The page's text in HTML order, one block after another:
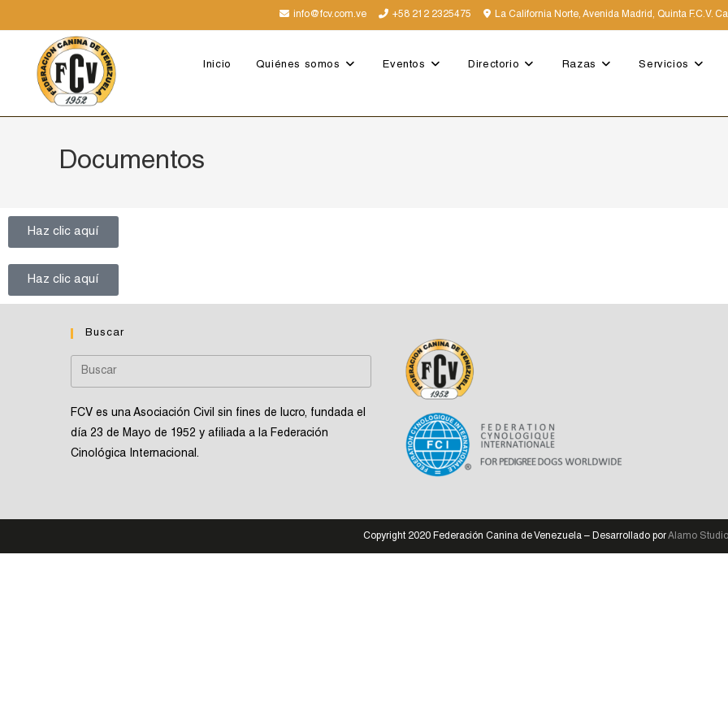
info@fcv.com.ve +58 212 2325475 La California Norte, Avenida Madrid, Quinta F.C.V.
Inicio Quiénes somos Eventos Directorio Razas Servicios
Documentos
Haz clic aquí
Haz clic aquí
Buscar
FCV es una Asociación Civil sin fines de lucro, fundada el
día 23 de Mayo de 1952 y afiliada a la Federación
Cinológica Internacional.
Copyright 2020 Federación Canina de Venezuela – Desarrollado porAlamo Studio